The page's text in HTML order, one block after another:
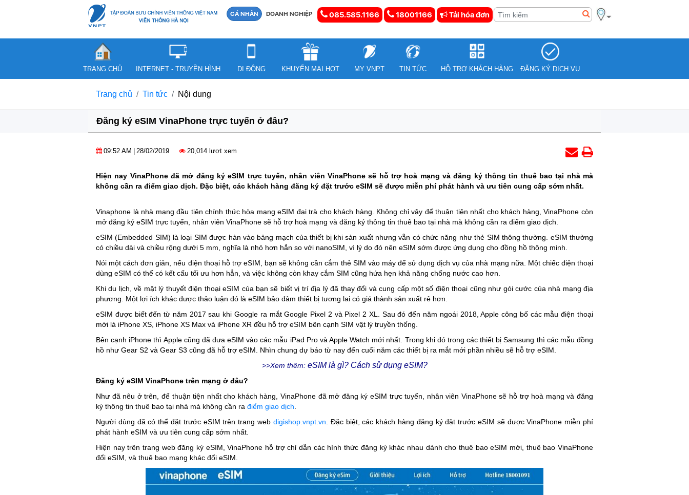
CÁ NHÂN DOANH NGHIỆP 085.585.1166 18001166 Tải hóa đơn
TRANG CHỦ INTERNET - TRUYỀN HÌNH DI ĐỘNG KHUYẾN MẠI HOT MY VNPT TIN TỨC HỖ TRỢ KHÁCH HÀNG ĐĂNG KÝ DỊCH VỤ
Trang chủ Tin tức Nội dung
Đăng ký eSIM VinaPhone trực tuyến ở đâu?
09:52 AM 28/02/2019 20,014 lượt xem
Hiện nay VinaPhone đã mở đăng ký eSIM trực tuyến, nhân viên VinaPhone sẽ hỗ trợ hoà mạng và đăng ký thông tin thuê bao tại nhà mà
không cần ra điểm giao dịch. Đặc biệt, các khách hàng đăng ký đặt trước eSIM sẽ được miễn phí phát hành và ưu tiên cung cấp sớm nhất.
Vinaphone là nhà mạng đầu tiên chính thức hòa mạng eSIM đại trà cho khách hàng. Không chỉ vậy để thuận tiện nhất cho khách hàng, VinaPhone còn
mở đăng ký eSIM trực tuyến, nhân viên VinaPhone sẽ hỗ trợ hoà mạng và đăng ký thông tin thuê bao tại nhà mà không cần ra điểm giao dịch.
eSIM (Embedded SIM) là loại SIM được hàn vào bảng mạch của thiết bị khi sản xuất nhưng vẫn có chức năng như thẻ SIM thông thường. eSIM thường
có chiều dài và chiều rộng dưới 5 mm, nghĩa là nhỏ hơn hẳn so với nanoSIM, vì lý do đó nên eSIM sớm được ứng dụng cho đồng hồ thông minh.
Nói một cách đơn giản, nếu điện thoại hỗ trợ eSIM, bạn sẽ không cần cắm thẻ SIM vào máy để sử dụng dịch vụ của nhà mạng nữa. Một chiếc điện thoại
dùng eSIM có thể có kết cấu tối ưu hơn hẳn, và việc không còn khay cắm SIM cũng hứa hẹn khả năng chống nước cao hơn.
Khi du lịch, về mặt lý thuyết điện thoại eSIM của bạn sẽ biết vị trí địa lý đã thay đổi và cung cấp một số điện thoại cũng như gói cước của nhà mạng địa
phương. Một lợi ích khác được thảo luận đó là eSIM bảo đảm thiết bị tương lai có giá thành sản xuất rẻ hơn.
eSIM được biết đến từ năm 2017 sau khi Google ra mắt Google Pixel 2 và Pixel 2 XL. Sau đó đến năm ngoái 2018, Apple công bố các mẫu điện thoại
mới là iPhone XS, iPhone XS Max và iPhone XR đều hỗ trợ eSIM bên cạnh SIM vật lý truyền thống.
Bên cạnh iPhone thì Apple cũng đã đưa eSIM vào các mẫu iPad Pro và Apple Watch mới nhất. Trong khi đó trong các thiết bị Samsung thì các mẫu đồng
hồ như Gear S2 và Gear S3 cũng đã hỗ trợ eSIM. Nhìn chung dự báo từ nay đến cuối năm các thiết bị ra mắt mới phần nhiều sẽ hỗ trợ eSIM.
>>Xem thêm: eSIM là gì? Cách sử dụng eSIM?
Đăng ký eSIM VinaPhone trên mạng ở đâu?
Như đã nêu ở trên, để thuận tiện nhất cho khách hàng, VinaPhone đã mở đăng ký eSIM trực tuyến, nhân viên VinaPhone sẽ hỗ trợ hoà mạng và đăng
ký thông tin thuê bao tại nhà mà không cần ra điểm giao dịch
Người dùng đã có thể đặt trước eSIM trên trang web digishop.vnpt.vn . Đặc biệt, các khách hàng đăng ký đặt trước eSIM sẽ được VinaPhone miễn phí
phát hành eSIM và ưu tiên cung cấp sớm nhất.
Hiện nay trên trang web đăng ký eSIM, VinaPhone hỗ trợ chỉ dẫn các hình thức đăng ký khác nhau dành cho thuê bao eSIM mới, thuê bao VinaPhone
đổi eSIM, và thuê bao mạng khác đổi eSIM.